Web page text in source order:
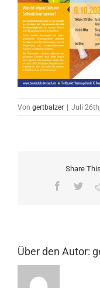
Von gertbalzer Juli
Share
Facebook
Über den Autor: